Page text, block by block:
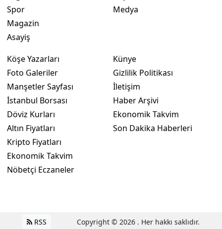
Kilis
Düzce
Spor
Magazin
Asayiş
Medya
Köşe Yazarları
Foto Galeriler
Manşetler Sayfası
İstanbul Borsası
Döviz Kurları
Altın Fiyatları
Kripto Fiyatları
Ekonomik Takvim
Nöbetçi Eczaneler
Künye
Gizlilik Politikası
İletişim
Haber Arşivi
Ekonomik Takvim
Son Dakika Haberleri
RSS Copyright © 2026 . Her hakkı saklıdır.